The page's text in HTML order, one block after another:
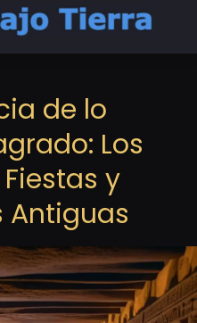
de lo
Los
y
Antiguas